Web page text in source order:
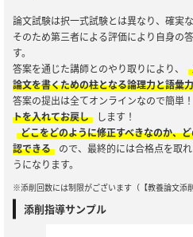
論文試験は択一式試験とは異なり、確実
そのため第三者による評価により自身の
す。
答案を通じた講師とのやり取りにより、
論文を書くための柱となる論理力と語彙
答案の提出は全てオンラインなので簡単！
トを入れてお戻し
します！
どこをどのように修正すべきなのか、
認できる
ので、最終的には合格点を取
うになります。
※添削回数には制限がございます（【教養論文添
添削指導サンプル